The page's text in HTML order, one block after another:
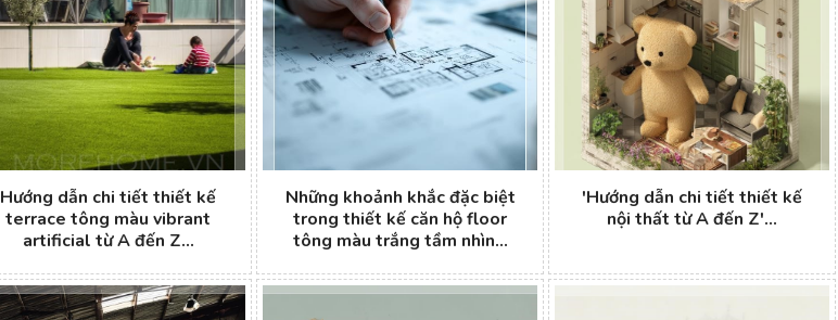
Hướng dẫn chi tiết thiết kế
terrace tông màu vibrant
artificial từ A đến Z...
Những khoảnh khắc đặc biệt
trong thiết kế căn hộ floor
tông màu trắng tầm nhìn...
'Hướng dẫn chi tiết thiết kế
nội thất từ A đến Z'...